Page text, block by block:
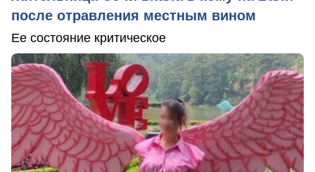
после отравления местным вином
Ее состояние критическое